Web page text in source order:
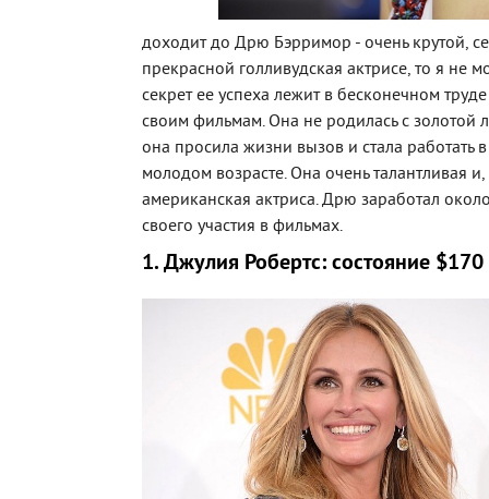
доходит до Дрю Бэрримор - очень крутой,
прекрасной голливудская актрисе, то я не
секрет ее успеха лежит в бесконечном
своим фильмам. Она не родилась с золотой
она просила жизни вызов и стала работать
молодом возрасте. Она очень талантливая
американская актриса. Дрю заработал
своего участия в фильмах.
1. Джулия Робертс: состояние